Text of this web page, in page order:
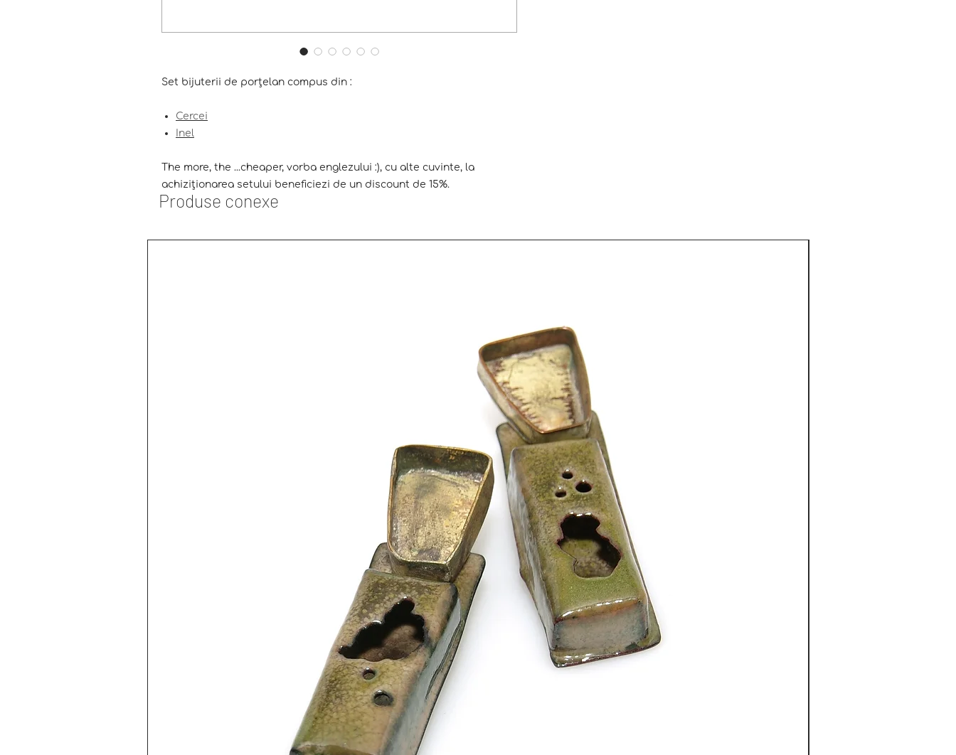
Set bijuterii de porțelan compus din :
Cercei
Inel
The more, the ...cheaper, vorba englezului :), cu alte cuvinte, la
achiziționarea setului beneficiezi de un discount de 15%.
Produse conexe